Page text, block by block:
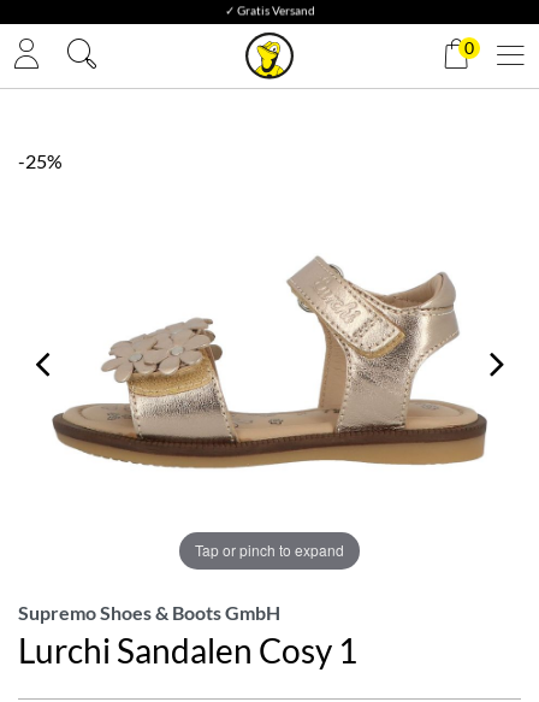
✓ Gratis Versand
0
-25%
Tap or pinch to expand
Supremo Shoes & Boots GmbH
Lurchi Sandalen Cosy 1